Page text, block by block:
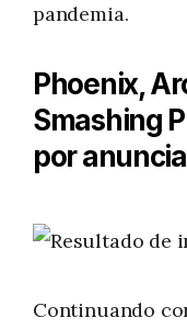
pandemia.
Phoenix,
Smashing
por
Continuando